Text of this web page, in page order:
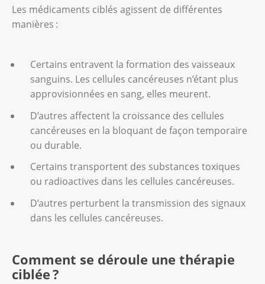
Les médicaments ciblés agissent de différentes
manières :
Certains entravent la formation des vaisseaux
sanguins. Les cellules cancéreuses n’étant plus
approvisionnées en sang, elles meurent.
D’autres affectent la croissance des cellules
cancéreuses en la bloquant de façon temporaire
ou durable.
Certains transportent des substances toxiques
ou radioactives dans les cellules cancéreuses.
D’autres perturbent la transmission des signaux
dans les cellules cancéreuses.
Comment se déroule une thérapie
ciblée ?